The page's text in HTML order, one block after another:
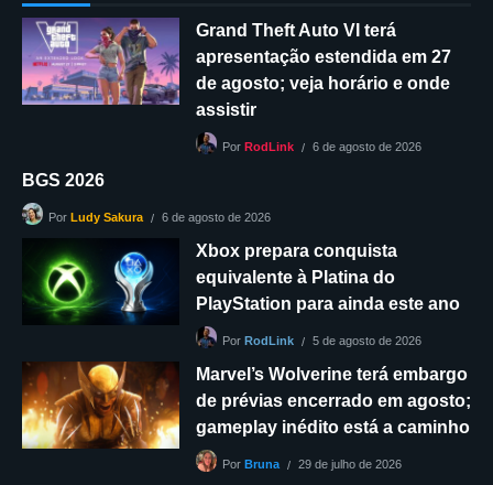
Grand Theft Auto VI terá
apresentação estendida em 27
de agosto; veja horário e onde
assistir
Por RodLink 6 de agosto de 2026
BGS 2026
Por Ludy Sakura 6 de agosto de 2026
Xbox prepara conquista
equivalente à Platina do
PlayStation para ainda este ano
Por RodLink 5 de agosto de 2026
Marvel’s Wolverine terá embargo
de prévias encerrado em agosto;
gameplay inédito está a caminho
Por Bruna 29 de julho de 2026